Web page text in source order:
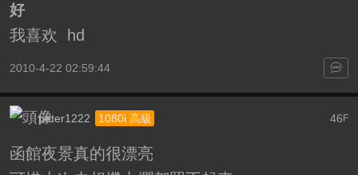
好
我喜欢 hd
2010-4-22 02:59:44
46 F
peter1222 1080i 高級
函館夜景真的很漂亮